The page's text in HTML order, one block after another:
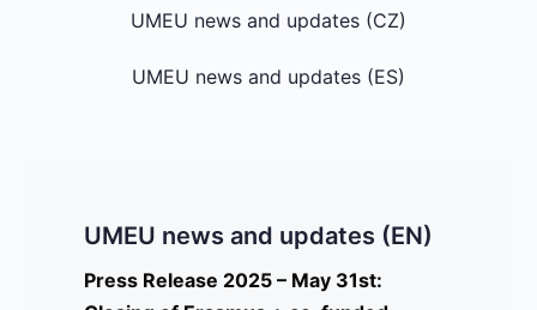
UMEU news and updates (CZ)
UMEU news and updates (ES)
UMEU news and updates (EN)
Press Release 2025 – May 31st:
UMEU news and updates (CZ)
Comunicado de prensa 2022 – 12 -19
UMEU news and updates (ES)
Comunicado de Prensa 2025 - Mayo